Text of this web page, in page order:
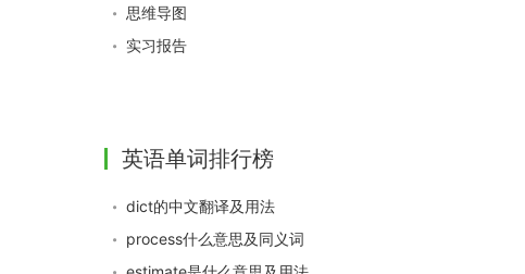
思维导图
实习报告
英语单词排行榜
dict的中文翻译及用法
process什么意思及同义词